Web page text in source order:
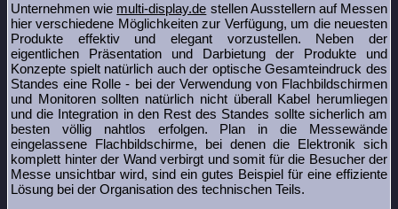
Unternehmen wie multi-display.de stellen Ausstellern auf Messen
hier verschiedene Möglichkeiten zur Verfügung, um die neuesten
Produkte effektiv und elegant vorzustellen. Neben der
eigentlichen Präsentation und Darbietung der Produkte und
Konzepte spielt natürlich auch der optische Gesamteindruck des
Standes eine Rolle - bei der Verwendung von Flachbildschirmen
und Monitoren sollten natürlich nicht überall Kabel herumliegen
und die Integration in den Rest des Standes sollte sicherlich am
besten völlig nahtlos erfolgen. Plan in die Messewände
eingelassene Flachbildschirme, bei denen die Elektronik sich
komplett hinter der Wand verbirgt und somit für die Besucher der
Messe unsichtbar wird, sind ein gutes Beispiel für eine effiziente
Lösung bei der Organisation des technischen Teils.